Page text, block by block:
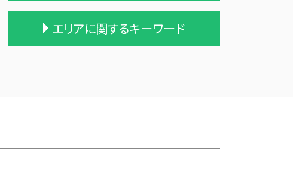
吸収合併 契約 承継
株式会社 買収
兄弟会社 合併
エリアに関するキーワード
業経理